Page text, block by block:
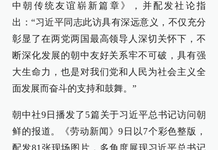
中朝传统友谊崭新篇章》，并配发社论指
出：“习近平同志此访具有深远意义，不仅充分
彰显了在两党两国最高领导人深切关怀下，不
断深化发展的朝中友好关系牢不可破，具有强
大生命力，也是对我们党和人民为社会主义全
面发展而奋斗的支持和鼓舞。”
朝中社9日播发了5篇关于习近平总书记访问朝
鲜的报道。《劳动新闻》9日以7个彩色整版，
配发81张现场图片，多角度展现习近平总书记